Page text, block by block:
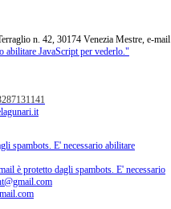
n. 42, 30174 Venezia Mestre, e-mail
abilitare JavaScript per vederlo."
spambots. E' necessario abilitare
è protetto dagli spambots. E' necessario